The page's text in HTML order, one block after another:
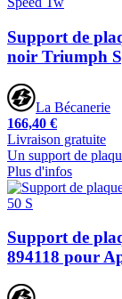
Support de
noir Triumph
La Bécanerie
166,40 €
Livraison gratuite
Un support de
Plus d'infos
Support de
894118 pour